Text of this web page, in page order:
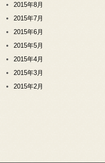
2015年8月
2015年7月
2015年6月
2015年5月
2015年4月
2015年3月
2015年2月